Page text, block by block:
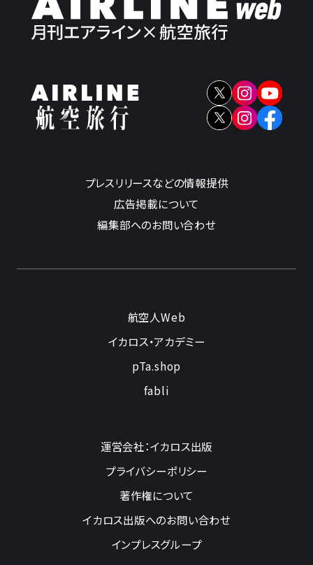
プレスリリースなどの情報提供
広告掲載について
編集部へのお問い合わせ
航空人Web
イカロス・アカデミー
pTa.shop
fabli
運営会社：イカロス出版
プライバシーポリシー
著作権について
イカロス出版へのお問い合わせ
インプレスグループ